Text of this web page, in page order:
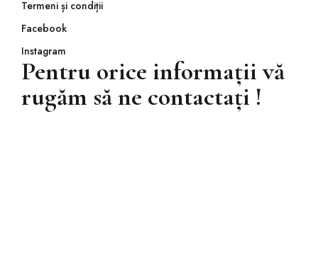
Termeni și condiții
Facebook
Instagram
Pentru orice informații vă
rugăm să ne contactați !